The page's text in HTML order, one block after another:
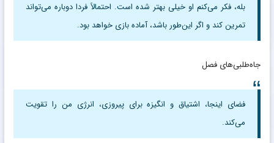
بله، فکر می‌کنم او خیلی بهتر شده است. احتمالاً فردا دوباره می‌تواند
تمرین کند و اگر این‌طور باشد، آماده بازی خواهد بود.
جاه‌طلبی‌های فصل
فضای اینجا، اشتیاق و انگیزه برای پیروزی، انرژی من را تقویت
می‌کند.